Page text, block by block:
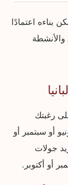
بناءه اعتمادًا
والأنشطة
رغبتك
أو سبتمبر أو
جولات
أو أكتوبر.